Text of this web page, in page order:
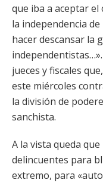
que iba a aceptar
la independencia
hacer descansar la
jueces y fiscales
este miércoles
la división de
sanchista.
A la vista queda
delincuentes para
extremo, para